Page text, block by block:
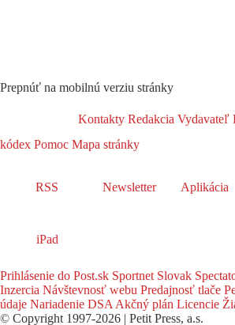
Prepnúť na mobilnú verziu stránky
Kontakty Redakcia Vydavateľ
kódex Pomoc Mapa stránky
RSS Newsletter Aplikácia
iPad
Prihlásenie do Post.sk Sportnet Slovak
Inzercia Návštevnosť webu Predajnosť tlače
údaje Nariadenie DSA Akčný plán Licencie
© Copyright 1997-2026 | Petit Press, a.s.